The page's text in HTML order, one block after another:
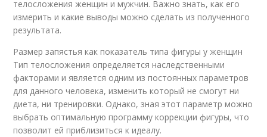
телосложения женщин и мужчин. Важно знать, как его
измерить и какие выводы можно сделать из полученного
результата.
Размер запястья как показатель типа фигуры у женщин
Тип телосложения определяется наследственными
факторами и является одним из постоянных параметров
для данного человека, изменить который не смогут ни
диета, ни тренировки. Однако, зная этот параметр можно
выбрать оптимальную программу коррекции фигуры, что
позволит ей приблизиться к идеалу.